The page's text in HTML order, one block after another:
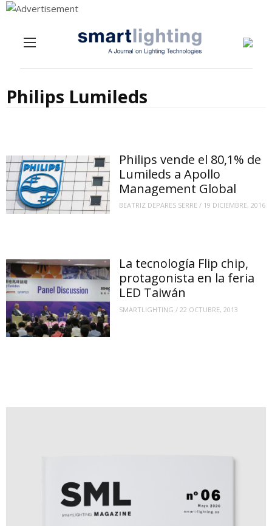
Philips Lumileds
Philips vende el 80,1% de
Lumileds a Apollo
Management Global
BEATRIZ DEPARES SERRE / 19 DICIEMBRE, 2016
La tecnología Flip chip,
protagonista en la feria
LED Taiwán
SMARTLIGHTING / 22 OCTUBRE, 2013